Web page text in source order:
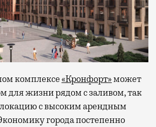
комплексе«Кронфорт»может
для жизни рядом с заливом, так
с высоким арендным
города постепенно